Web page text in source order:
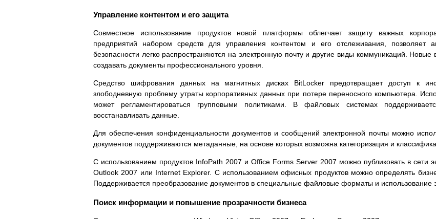
Управление контентом и его защита
Совместное использование продуктов новой платформы облегчает защиту важных
предприятий набором средств для управления контентом и его отслеживания, позволяет
безопасности легко распространяются на электронную почту и другие виды коммуникаций.
создавать документы профессионального уровня.
Средство шифрования данных на магнитных дисках BitLocker предотвращает доступ к
злободневную проблему утраты корпоративных данных при потере переносного компьютера.
может регламентироваться групповыми политиками. В файловых системах
восстанавливать данные.
Для обеспечения конфиденциальности документов и сообщений электронной почты можно
документов поддерживаются метаданные, на основе которых возможна категоризация и
С использованием продуктов InfoPath 2007 и Office Forms Server 2007 можно публиковать в
Outlook 2007 или Internet Explorer. С использованием офисных продуктов можно определять
Поддерживается преобразование документов в специальные файловые форматы и использование
Поиск информации и повышение прозрачности бизнеса